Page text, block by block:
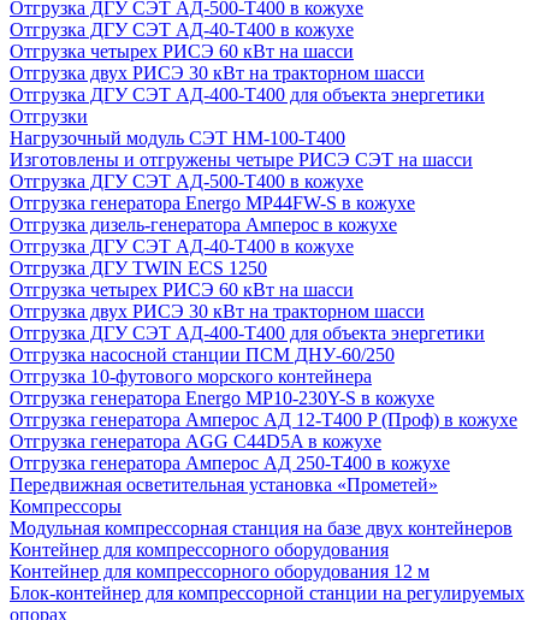
Отгрузка ДГУ СЭТ АД-500-Т400 в кожухе
Отгрузка ДГУ СЭТ АД-40-Т400 в кожухе
Отгрузка четырех РИСЭ 60 кВт на шасси
Отгрузка двух РИСЭ 30 кВт на тракторном шасси
Отгрузка ДГУ СЭТ АД-400-Т400 для объекта энергетики
Отгрузки
Нагрузочный модуль СЭТ НМ-100-Т400
Изготовлены и отгружены четыре РИСЭ СЭТ на шасси
Отгрузка ДГУ СЭТ АД-500-Т400 в кожухе
Отгрузка генератора Energo MP44FW-S в кожухе
Отгрузка дизель-генератора Амперос в кожухе
Отгрузка ДГУ СЭТ АД-40-Т400 в кожухе
Отгрузка ДГУ TWIN ECS 1250
Отгрузка четырех РИСЭ 60 кВт на шасси
Отгрузка двух РИСЭ 30 кВт на тракторном шасси
Отгрузка ДГУ СЭТ АД-400-Т400 для объекта энергетики
Отгрузка насосной станции ПСМ ДНУ-60/250
Отгрузка 10-футового морского контейнера
Отгрузка генератора Energo MP10-230Y-S в кожухе
Отгрузка генератора Амперос АД 12-Т400 P (Проф) в кожухе
Отгрузка генератора AGG C44D5A в кожухе
Отгрузка генератора Амперос АД 250-Т400 в кожухе
Передвижная осветительная установка «Прометей»
Компрессоры
Модульная компрессорная станция на базе двух контейнеров
Контейнер для компрессорного оборудования
Контейнер для компрессорного оборудования 12 м
Блок-контейнер для компрессорной станции на регулируемых
опорах